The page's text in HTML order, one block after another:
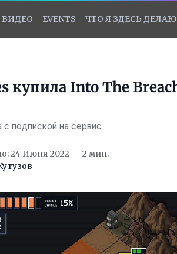
ВИДЕО EVENTS ЧТО Я ЗДЕСЬ
купила Into The
подпиской на сервис
24 Июня 2022
2 мин.